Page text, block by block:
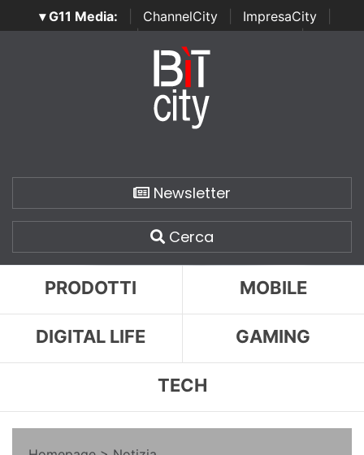
▾ G11 Media: ChannelCity ImpresaCity
SecurityOpenLab | Italian Channel Awards | Italian
Italian Security Awards
Newsletter
Cerca
PRODOTTI MOBILE
DIGITAL LIFE GAMING
TECH